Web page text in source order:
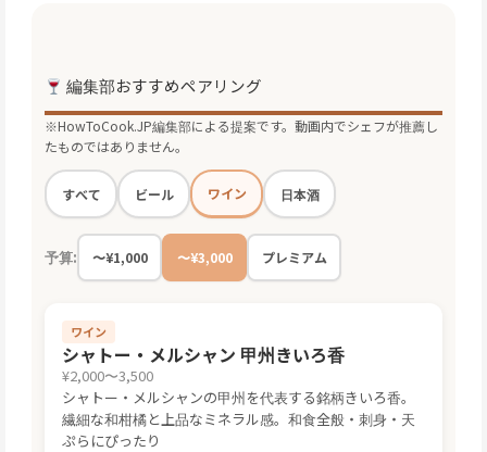
編集部おすすめペアリング
※HowToCook.JP編集部による提案です。動画内でシェフが推薦し
たものではありません。
すべて ビール ワイン 日本酒
予算: 〜¥1,000 〜¥3,000 プレミアム
ワイン
シャトー・メルシャン 甲州きいろ香
¥2,000〜3,500
シャトー・メルシャンの甲州を代表する銘柄きいろ香。
繊細な和柑橘と上品なミネラル感。和食全般・刺身・天
ぷらにぴったり